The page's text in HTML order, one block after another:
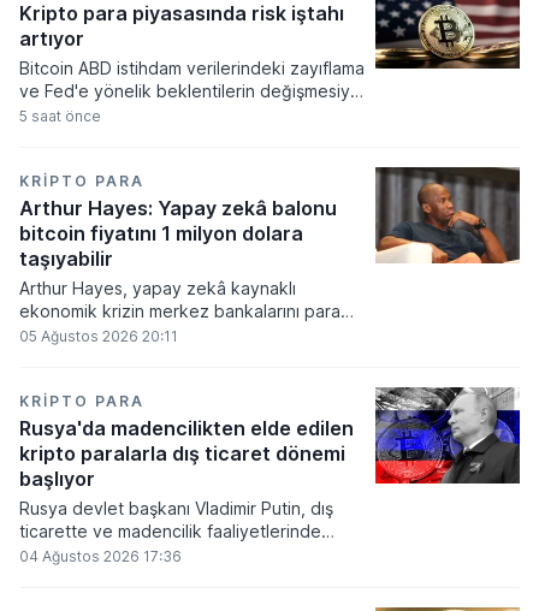
Kripto para piyasasında risk iştahı
artıyor
Bitcoin ABD istihdam verilerindeki zayıflama
ve Fed'e yönelik beklentilerin değişmesiyle
haftayı yükselişle kapattı. Kripto para
açıklanacak enflasyon rakamlarına ve
küresel gelişmelere çevrildi.
5 saat önce
KRIPTO PARA
Arthur Hayes: Yapay zekâ balonu
bitcoin fiyatını 1 milyon dolara
taşıyabilir
Arthur Hayes, yapay zekâ kaynaklı
ekonomik krizin merkez bankalarını para
basmaya zorlayacağını ve bu durumun
kayıplarının tetikleyeceği kredi krizinin
küresel likidite artışına yol açacağını belirtti
ve bitcoinin bu süreçte en hızlı tepki veren
varlık olacağı vurguladı.
05 Ağustos 2026 20:11
KRIPTO PARA
Rusya'da madencilikten elde edilen
kripto paralarla dış ticaret dönemi
başlıyor
Rusya devlet başkanı Vladimir Putin, dış
ticarette ve madencilik faaliyetlerinde
kripto varlıkların kullanımına onay veren
04 Ağustos 2026 17:36